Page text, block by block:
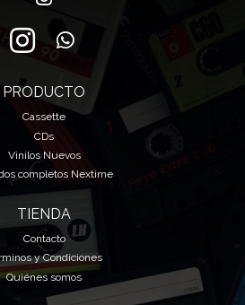
PRODUCTO
Cassette
CDs
Vinilos Nuevos
completos Nextime
TIENDA
Contacto
y Condiciones
Quiénes somos